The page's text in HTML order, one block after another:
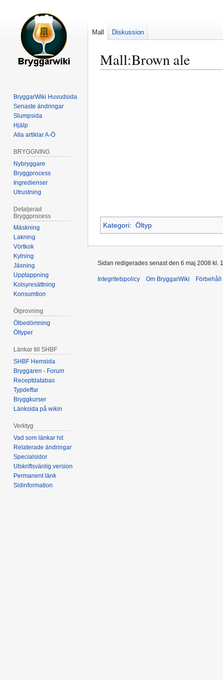
Mall:Brown ale
Kategori: Öltyp
Mall Diskussion
BryggarWiki Huvudsida
Senaste ändringar
Slumpsida
Hjälp
Alla artiklar A-Ö
BRYGGNING
Nybryggare
Bryggprocess
Ingredienser
Utrustning
Detaljerad
Bryggprocess
Mäskning
Lakning
Vörtkok
Kylning
Jäsning
Upptappning
Kolsyresättning
Konsumtion
Ölprovning
Ölbedömning
Öltyper
Länkar till SHBF
SHBF Hemsida
Bryggaren - Forum
Receptdatabas
Typdeffar
Bryggkurser
Länksida på wikin
Verktyg
Vad som länkar hit
Relaterade ändringar
Specialsidor
Utskriftsvänlig version
Permanent länk
Sidinformation
Sidan redigerades senast den 6 maj 2008 kl.
Integritetspolicy Om BryggarWiki Förbehåll